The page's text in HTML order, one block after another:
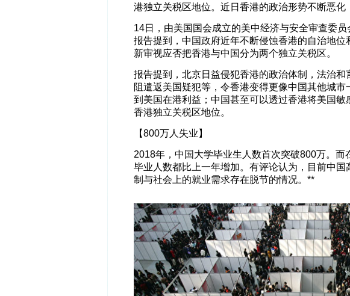
港独立关税区地位。近日香港的政治形势不断恶化
14日，由美国国会成立的美中经济与安全审查委员
报告提到，中国政府近年不断侵蚀香港的自治地
新审视应否把香港与中国分为两个独立关税区。
报告提到，北京日益侵犯香港的政治体制，法治和
阻遣返美国疑犯等，令香港变得更像中国其他城
到美国在港利益；中国甚至可以透过香港将美国
香港独立关税区地位。
【800万人失业】
2018年，中国大学毕业生人数首次突破800万。而
毕业人数都比上一年增加。有评论认为，目前中国
制与社会上的就业需求存在脱节的情况。**